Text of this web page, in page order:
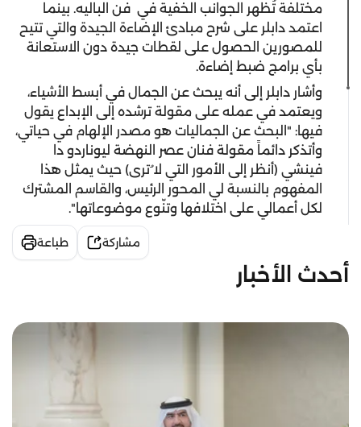
مختلفة تُظهر الجوانب الخفية في فن الباليه. بينما
اعتمد دابلر على شرح مبادئ الإضاءة الجيدة والتي تتيح
للمصورين الحصول على لقطات جيدة دون الاستعانة
بأي برامج ضبط إضاءة.
وأشار دابلر إلى أنه يبحث عن الجمال في أبسط الأشياء،
ويعتمد في عمله على مقولة ترشده إلى الإبداع يقول
فيها: "البحث عن الجماليات هو مصدر الإلهام في حياتي،
وأتذكر دائماً مقولة فنان عصر النهضة ليوناردو دا
فينشي (أنظر إلى الأمور التي لا ُترى) حيث يمثل هذا
المفهوم بالنسبة لي المحور الرئيس، والقاسم المشترك
لكل أعمالي على اختلافها وتنّوع موضوعاتها".
مشاركة طباعة
أحدث الأخبار